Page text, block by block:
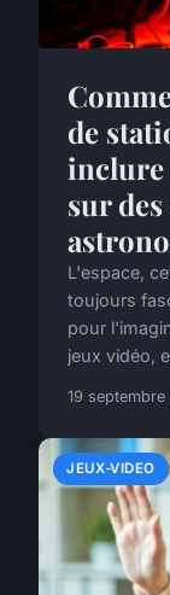
de
inclure
sur
L'espace,
toujours
pour
jeux vidéo,
19
JEUX-VIDEO